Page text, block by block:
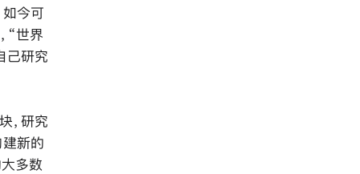
如今可
“世界
己研究
，研究
建新的
多数